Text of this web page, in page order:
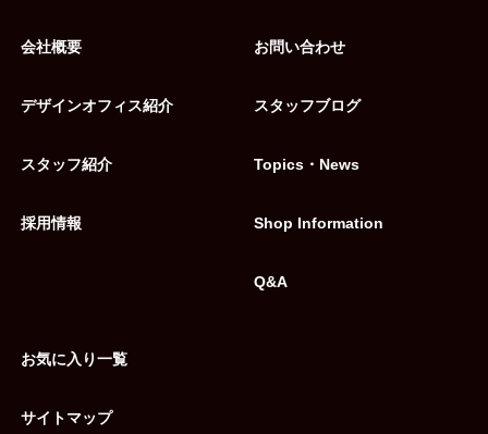
会社概要
デザインオフィス紹介
スタッフ紹介
採用情報
お問い合わせ
スタッフブログ
Topics・News
Shop Information
Q&A
お気に入り一覧
サイトマップ